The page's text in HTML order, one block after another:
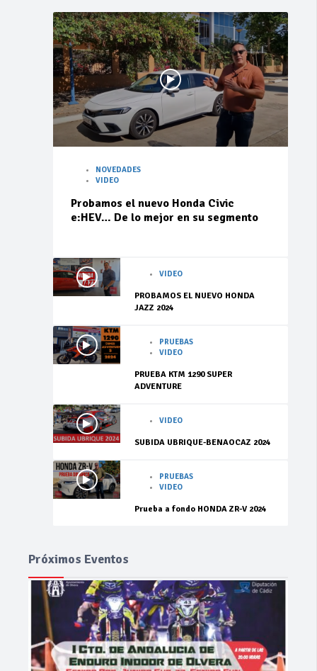
NOVEDADES
VIDEO
Probamos el nuevo Honda Civic
e:HEV… De lo mejor en su segmento
VIDEO
PROBAMOS EL NUEVO HONDA
JAZZ 2024
PRUEBAS
VIDEO
PRUEBA KTM 1290 SUPER
ADVENTURE
VIDEO
SUBIDA UBRIQUE-BENAOCAZ 2024
PRUEBAS
VIDEO
Prueba a fondo HONDA ZR-V 2024
Próximos Eventos